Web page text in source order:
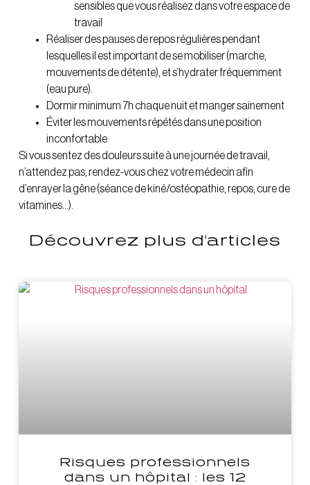
sensibles que vous réalisez dans votre espace de
travail
Réaliser des pauses de repos régulières pendant
lesquelles il est important de se mobiliser (marche,
mouvements de détente), et s’hydrater fréquemment
(eau pure).
Dormir minimum 7h chaque nuit et manger sainement
Éviter les mouvements répétés dans une position
inconfortable
Si vous sentez des douleurs suite à une journée de travail,
n’attendez pas, rendez-vous chez votre médecin afin
d’enrayer la gêne (séance de kiné/ostéopathie, repos, cure de
vitamines…).
Découvrez plus d'articles
Risques professionnels
dans un hôpital : les 12